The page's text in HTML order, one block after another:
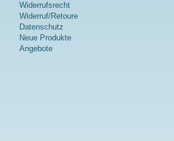
Widerrufsrecht
Widerruf/Retoure
Datenschutz
Neue Produkte
Angebote